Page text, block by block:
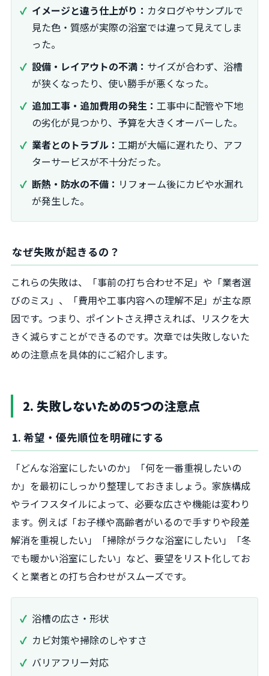
イメージと違う仕上がり： カタログやサンプルで
見た色・質感が実際の浴室では違って見えてしま
った。
設備・レイアウトの不満： サイズが合わず、浴槽
が狭くなったり、使い勝手が悪くなった。
追加工事・追加費用の発生： 工事中に配管や下地
の劣化が見つかり、予算を大きくオーバーした。
業者とのトラブル： 工期が大幅に遅れたり、アフ
ターサービスが不十分だった。
断熱・防水の不備： リフォーム後にカビや水漏れ
が発生した。
なぜ失敗が起きるの？
これらの失敗は、「事前の打ち合わせ不足」や「業者選
びのミス」、「費用や工事内容への理解不足」が主な原
因です。つまり、ポイントさえ押さえれば、リスクを大
きく減らすことができるのです。次章では失敗しないた
めの注意点を具体的にご紹介します。
2. 失敗しないための5つの注意点
1. 希望・優先順位を明確にする
「どんな浴室にしたいのか」「何を一番重視したいの
か」を最初にしっかり整理しておきましょう。家族構成
やライフスタイルによって、必要な広さや機能は変わり
ます。例えば「お子様や高齢者がいるので手すりや段差
解消を重視したい」「掃除がラクな浴室にしたい」「冬
でも暖かい浴室にしたい」など、要望をリスト化してお
くと業者との打ち合わせがスムーズです。
浴槽の広さ・形状
カビ対策や掃除のしやすさ
バリアフリー対応